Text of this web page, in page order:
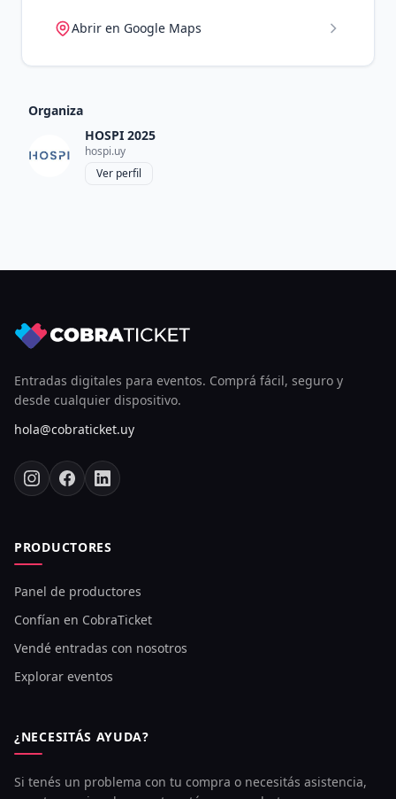
Abrir en Google Maps
Organiza
HOSPI 2025
hospi.uy
Ver perfil
Entradas digitales para eventos. Comprá fácil, seguro y
desde cualquier dispositivo.
hola@cobraticket.uy
PRODUCTORES
Panel de productores
Confían en CobraTicket
Vendé entradas con nosotros
Explorar eventos
¿NECESITÁS AYUDA?
Si tenés un problema con tu compra o necesitás asistencia,